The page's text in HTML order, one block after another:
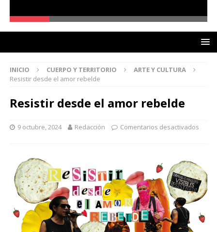
INICIO CUERPO Y TERRITORIO
ARTE Y CULTURA
Resistir desde el amor rebelde
Resistir desde el amor rebelde
9 octubre, 2024 Redacción Comentarios desactivados